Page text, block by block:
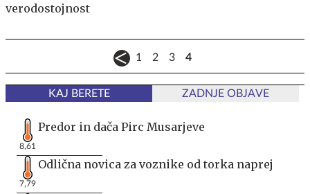
verodostojnost
1 2 3 4
KAJ BERETE ZADNJE OBJAVE
8,61
Predor in dača Pirc Musarjeve
7,79
Odlična novica za voznike od torka naprej